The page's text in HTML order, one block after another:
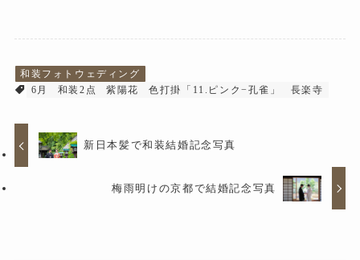
和装フォトウェディング
6月
和装2点 紫陽花 色打掛「11.ピンク−孔雀」 長楽寺
新日本髪で和装結婚記念写真
梅雨明けの京都で結婚記念写真